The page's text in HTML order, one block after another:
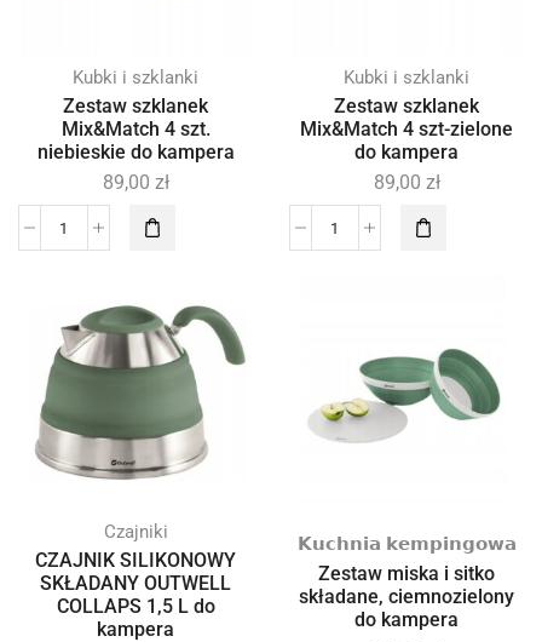
Kubki i szklanki
Zestaw szklanek
Mix&Match 4 szt.
niebieskie do kampera
89,00 zł
Kubki i szklanki
Zestaw szklanek
Mix&Match 4 szt-zielone
do kampera
89,00 zł
Czajniki
CZAJNIK SILIKONOWY
SKŁADANY OUTWELL
COLLAPS 1,5 L do
kampera
𝗞𝘂𝗰𝗵𝗻𝗶𝗮 𝗸𝗲𝗺𝗽𝗶𝗻𝗴𝗼𝘄𝗮
Zestaw miska i sitko
składane, ciemnozielony
do kampera